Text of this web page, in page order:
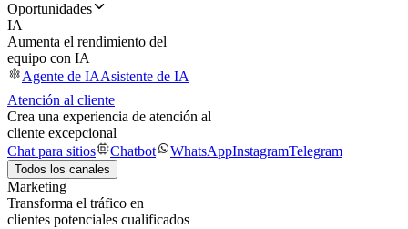
Oportunidades
IA
Aumenta el rendimiento del
equipo con IA
Agente de IAAsistente de IA
Atención al cliente
Crea una experiencia de atención al
cliente excepcional
Chat para sitios
Chatbot WhatsAppInstagramTelegram
Todos los canales
Marketing
Transforma el tráfico en
clientes potenciales cualificados